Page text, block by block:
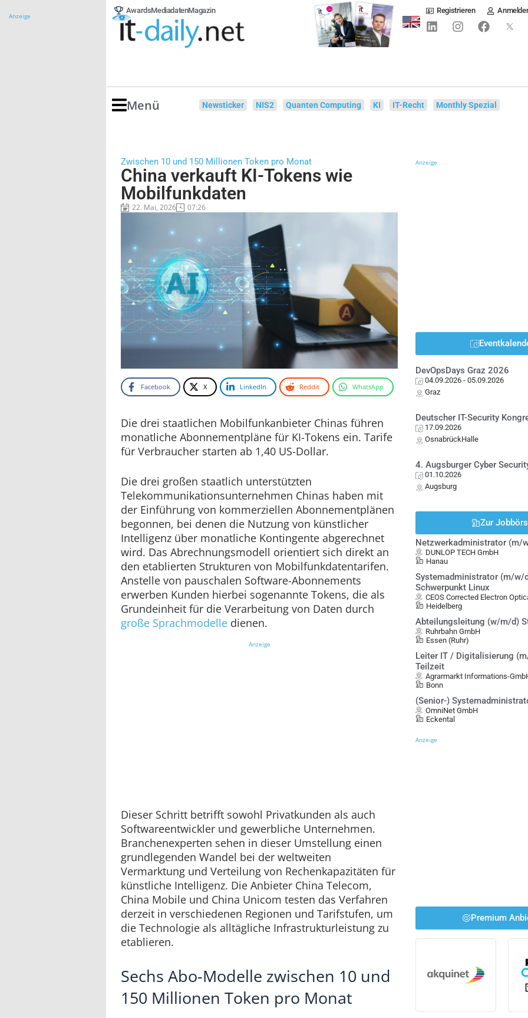
Anzeige
AwardsMediadatenMagazin Registrieren
Menü Newsticker NIS2 Quanten Computing KI IT-Recht Monthly Spezial
Zwischen 10 und 150 Millionen Token pro Monat
China verkauft KI-Tokens wie
Mobilfunkdaten
22. Mai, 2026 07:26
Facebook X LinkedIn Reddit WhatsApp
Die drei staatlichen Mobilfunkanbieter Chinas führen
monatliche Abonnementpläne für KI-Tokens ein. Tarife
für Verbraucher starten ab 1,40 US-Dollar.
Die drei großen staatlich unterstützten
Telekommunikationsunternehmen Chinas haben mit
der Einführung von kommerziellen Abonnementplänen
begonnen, bei denen die Nutzung von künstlicher
Intelligenz über monatliche Kontingente abgerechnet
wird. Das Abrechnungsmodell orientiert sich direkt an
den etablierten Strukturen von Mobilfunkdatentarifen.
Anstelle von pauschalen Software-Abonnements
erwerben Kunden hierbei sogenannte Tokens, die als
Grundeinheit für die Verarbeitung von Daten durch
große Sprachmodelle dienen.
Anzeige
Dieser Schritt betrifft sowohl Privatkunden als auch
Softwareentwickler und gewerbliche Unternehmen.
Branchenexperten sehen in dieser Umstellung einen
grundlegenden Wandel bei der weltweiten
Vermarktung und Verteilung von Rechenkapazitäten für
künstliche Intelligenz. Die Anbieter China Telecom,
China Mobile und China Unicom testen das Verfahren
derzeit in verschiedenen Regionen und Tarifstufen, um
die Technologie als alltägliche Infrastrukturleistung zu
etablieren.
Sechs Abo-Modelle zwischen 10 und
150 Millionen Token pro Monat
Anzeige
DevOpsDays Graz 2026
04.09.2026 - 05.09.2026
Graz
Deutscher IT-Security
17.09.2026
OsnabrückHalle
4. Augsburger Cyber
01.10.2026
Augsburg
Zur
Netzwerkadministrator (m/
DUNLOP TECH GmbH
Hanau
Systemadministrator (m/w/
Schwerpunkt Linux
CEOS Corrected Electron
Heidelberg
Abteilungsleitung (w/m/d)
Ruhrbahn GmbH
Essen (Ruhr)
Leiter IT / Digitalisierung
Teilzeit
Agrarmarkt Informations-
Bonn
(Senior-)
OmniNet GmbH
Eckental
Anzeige
Premium